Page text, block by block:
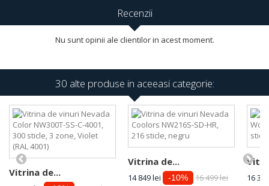
Recenzii
Nu sunt opinii ale clientilor in acest moment.
30 alte produse in aceeasi categorie:
Vitrina de...
Vitrina de...
14 849 lei -10% 16 499 lei 16